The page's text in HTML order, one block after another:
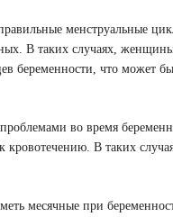
менструальные
В таких случаях,
беременности, что может
во время
В таких
месячные при